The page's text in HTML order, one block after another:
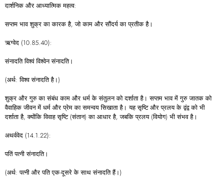
दार्शनिक और आध्यात्मिक महत्व:
सप्तम भाव शुक्र का कारक है, जो काम और सौंदर्य का प्रतीक है।
ऋग्वेद (10.85.40):
संनादति विश्वं विश्वेन संनादति।
(अर्थ: विश्व संनादति है।)
शुक्र और गुरु का संबंध काम और धर्म के संतुलन को दर्शाता है। सप्तम भाव में गुरु जातक को
वैवाहिक जीवन में धर्म और प्रेम का समन्वय सिखाता है। यह सृष्टि और प्रलय के द्वंद्व को भी
दर्शाता है, क्योंकि विवाह सृष्टि (संतान) का आधार है, जबकि प्रलय (वियोग) भी संभव है।
अथर्ववेद (14.1.22):
पतिं पत्नी संनादति।
(अर्थ: पत्नी और पति एक-दूसरे के साथ संनादति हैं।)